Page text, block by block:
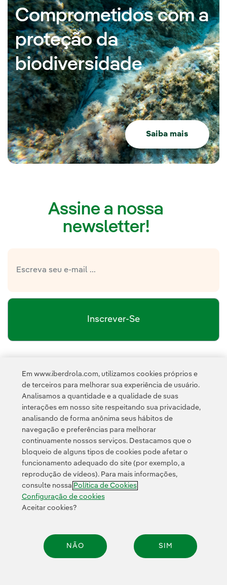
Comprometidos com a
proteção da
biodiversidade
Saiba mais
Assine a nossa
newsletter!
Inscrever-Se
Esta página é protegida pelo reCAPTCHA e pela Política de
Privacidade
Termos de Serviço do Google
Contato Clientes Política de Privacidade Informação legal
Transparência no uso da IA Política de cookies
Acessibilidade
Em www.iberdrola.com, utilizamos cookies próprios e
de terceiros para melhorar sua experiência de usuário.
Analisamos a quantidade e a qualidade de suas
interações em nosso site respeitando sua privacidade,
analisando de forma anônima seus hábitos de
navegação e preferências para melhorar
continuamente nossos serviços. Destacamos que o
bloqueio de alguns tipos de cookies pode afetar o
funcionamento adequado do site (por exemplo, a
reprodução de vídeos). Para mais informações,
consulte nossa Política de Cookies
Configuração de cookies
Aceitar cookies?
NÃO SIM